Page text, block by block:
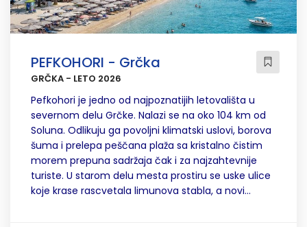
PEFKOHORI - Grčka
GRČKA - LETO 2026
Pefkohori je jedno od najpoznatijih letovališta u
severnom delu Grčke. Nalazi se na oko 104 km od
Soluna. Odlikuju ga povoljni klimatski uslovi, borova
šuma i prelepa peščana plaža sa kristalno čistim
morem prepuna sadržaja čak i za najzahtevnije
turiste. U starom delu mesta prostiru se uske ulice
koje krase rascvetala limunova stabla, a novi...